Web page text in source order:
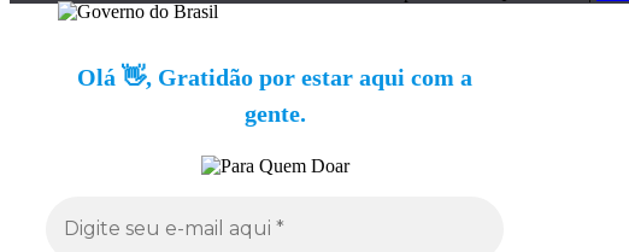
Olá 👋, Gratidão por estar aqui com a
gente.